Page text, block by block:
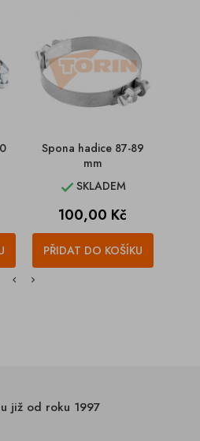
Spona hadice 87-89
mm
SKLADEM
Cena
100,00 Kč
PŘIDAT DO KOŠÍKU
již od roku 1997